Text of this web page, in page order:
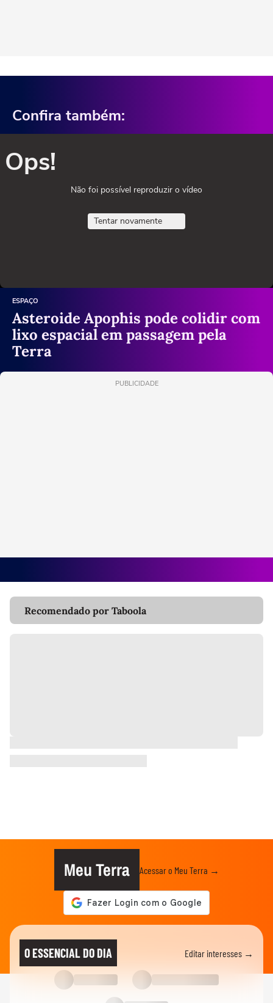
Confira também:
Ops!
Não foi possível reproduzir o vídeo
Tentar novamente
ESPAÇO
Asteroide Apophis pode colidir com
lixo espacial em passagem pela
Terra
PUBLICIDADE
Recomendado por Taboola
Meu Terra Acessar o Meu Terra →
O ESSENCIAL DO DIA Editar interesses →